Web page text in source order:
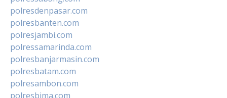
polresdenpasar.com
polresbanten.com
polresjambi.com
polressamarinda.com
polresbanjarmasin.com
polresbatam.com
polresambon.com
polresbima.com